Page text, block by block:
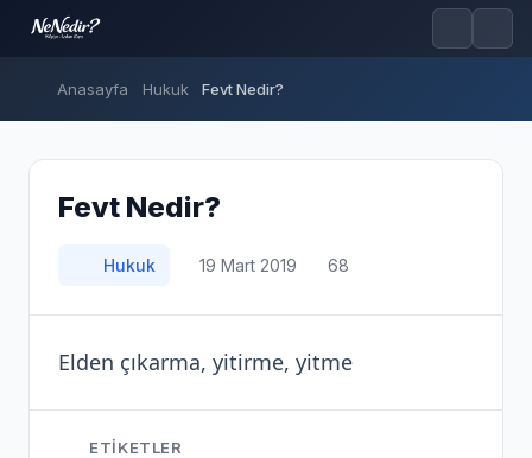
Anasayfa Hukuk Fevt Nedir?
Fevt Nedir?
Hukuk 19 Mart 2019 68
Elden çıkarma, yitirme, yitme
ETIKETLER